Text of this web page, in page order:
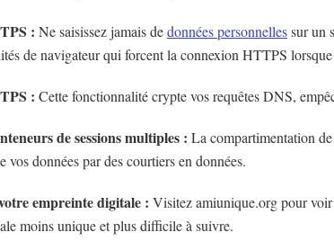
: Ne saisissez jamais dedonnées personnellessur un
de navigateur qui forcent la connexion HTTPS lorsque
: Cette fonctionnalité crypte vos requêtes DNS,
de sessions multiples : La compartimentation
vos données par des courtiers en données.
empreinte digitale : Visitez amiunique.org pour
moins unique et plus difficile à suivre.